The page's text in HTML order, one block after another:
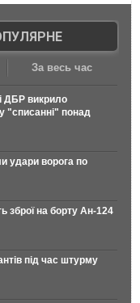
За весь час
ДБР викрило
"списанні" понад
удари ворога по
зброї на борту Ан-124
під час штурму